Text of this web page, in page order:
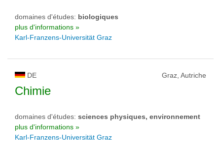
domaines d'études: biologiques
plus d'informations »
Karl-Franzens-Universität Graz
DE Graz, Autriche
Chimie
domaines d'études: sciences physiques, environnement
plus d'informations »
Karl-Franzens-Universität Graz